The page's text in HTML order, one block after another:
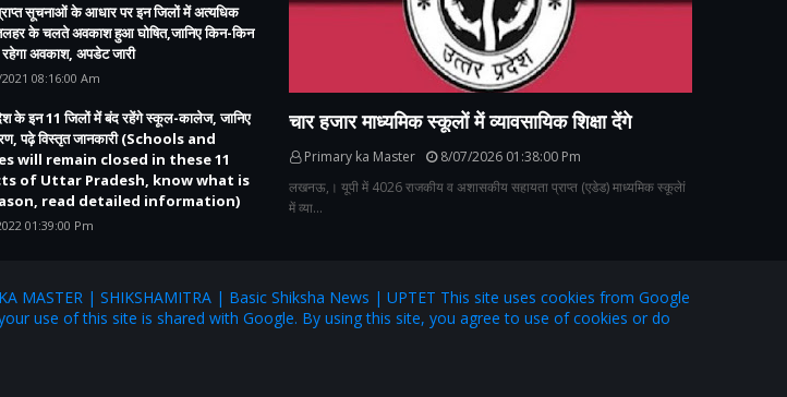
सूचनाओं के आधार पर इन जिलों में अत्यधिक
के चलते अवकाश हुआ घोषित,जानिए किन-किन
रहेगा अवकाश, अपडेट जारी
08:16:00 Am
के इन 11 जिलों में बंद रहेंगे स्कूल-कालेज, जानिए
पढ़े विस्तृत जानकारी (Schools and
will remain closed in these 11
of Uttar Pradesh, know what is
read detailed information)
01:39:00 Pm
चार हजार माध्यमिक स्कूलों में व्यावसायिक शिक्षा देंगे
Primary ka Master
8/07/2026 01:38:00 Pm
लखनऊ,। यूपी में 4026 राजकीय व अशासकीय सहायता प्राप्त (एडेड) माध्यमिक स्कूलेां
में व्या…
MASTER | SHIKSHAMITRA | Basic Shiksha News | UPTET This site uses cookies from Google
use of this site is shared with Google. By using this site, you agree to use of cookies or do